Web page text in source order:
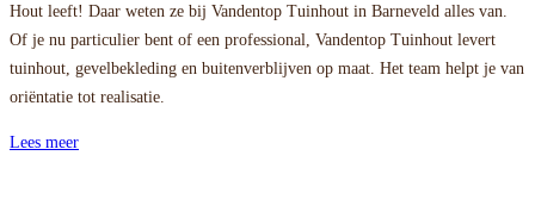
Hout leeft! Daar weten ze bij Vandentop Tuinhout in Barneveld alles van.
Of je nu particulier bent of een professional, Vandentop Tuinhout levert
tuinhout, gevelbekleding en buitenverblijven op maat. Het team helpt je van
oriëntatie tot realisatie.
Lees meer